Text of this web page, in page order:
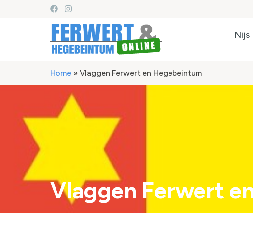
Nijs
Home » Vlaggen Ferwert en Hegebeintum
Vlaggen Ferwert